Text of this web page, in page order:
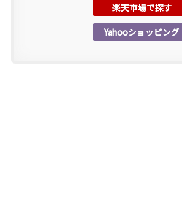
楽天市場で探す
Yahooショッピング